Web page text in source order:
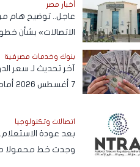
أخبار مصر
عاجل.. توضيح هام
الاتصالات» بشأن
بنوك وخدمات مصرفية
آخر تحديث لـ سعر
7 أغسطس 2026 أمام الجنيه المصري
اتصالات وتكنولوجيا
بعد عودة
وجدت خط محمولا